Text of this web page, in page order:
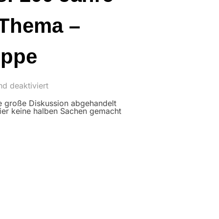
–
deaktiviert
große Diskussion abgehandelt
keine halben Sachen gemacht